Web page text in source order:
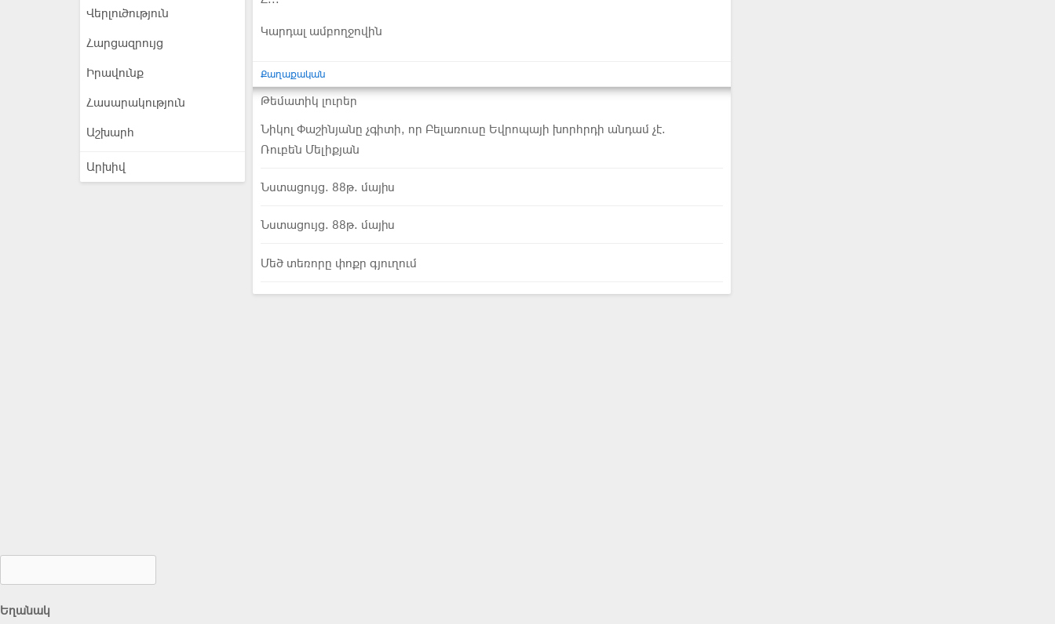
Վերլուծություն
Հարցազրույց
Իրավունք
Հասարակություն
Աշխարհ
Արխիվ
Կարդալ ամբողջովին
Քաղաքական
Թեմատիկ լուրեր
Նիկոլ Փաշինյանը չգիտի, որ Բելառուսը Եվրոպայի խորհրդի անդամ չէ.
Ռուբեն Մելիքյան
Նստացույց. 88թ. մայիս
Նստացույց. 88թ. մայիս
Մեծ տեռորը փոքր գյուղում
Եղանակ